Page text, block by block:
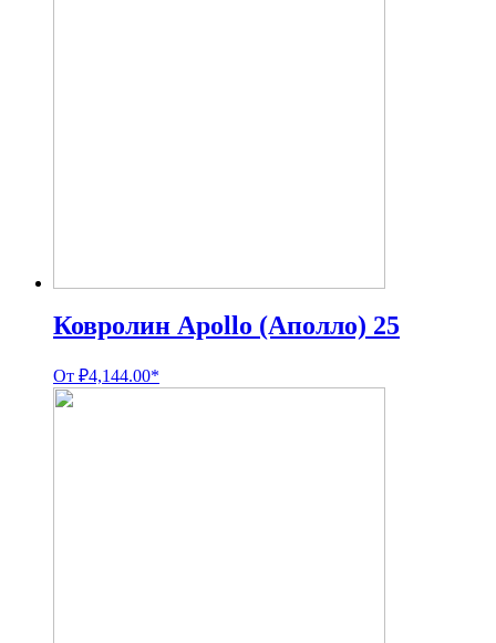
Ковролин Apollo (Аполло) 25
От ₽4,144.00*